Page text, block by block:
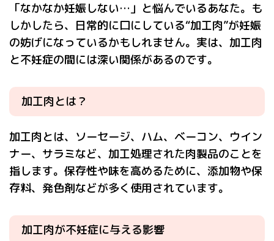
「なかなか妊娠しない…」と悩んでいるあなた。も
しかしたら、日常的に口にしている“加工肉”が妊娠
の妨げになっているかもしれません。実は、加工肉
と不妊症の間には深い関係があるのです。
加工肉とは？
加工肉とは、ソーセージ、ハム、ベーコン、ウイン
ナー、サラミなど、加工処理された肉製品のことを
指します。保存性や味を高めるために、添加物や保
存料、発色剤などが多く使用されています。
加工肉が不妊症に与える影響